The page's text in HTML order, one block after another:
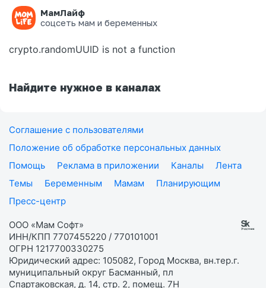
МамЛайф
соцсеть мам и беременных
Ошибка на странице
crypto.randomUUID is not a function
Найдите нужное в каналах
Соглашение с пользователями
Положение об обработке персональных данных
Помощь
Реклама в приложении Каналы
Лента
Темы
Беременным Мамам
Планирующим
Пресс-центр
ООО «Мам Софт»
ИНН/КПП 7707455220 / 770101001
ОГРН 1217700330275
Юридический адрес: 105082, Город Москва, вн.тер.г.
муниципальный округ Басманный, пл
Спартаковская, д. 14, стр. 2, помещ. 7Н